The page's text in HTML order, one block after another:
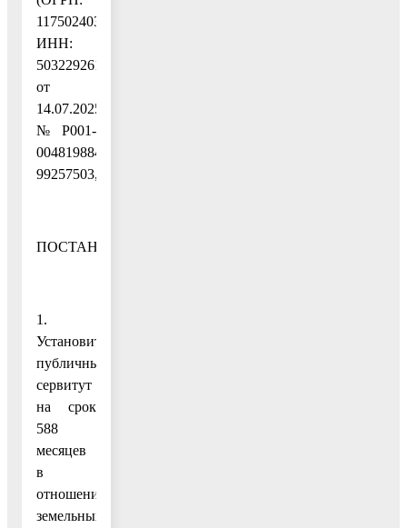
1175024034734,
ИНН:
5032292612)
от
14.07.2025
№ P001-
0048198848-
99257503,
ПОСТАНОВЛЯЮ:
1.
Установить
публичный
сервитут
на срок
588
месяцев
в
отношении
земельных